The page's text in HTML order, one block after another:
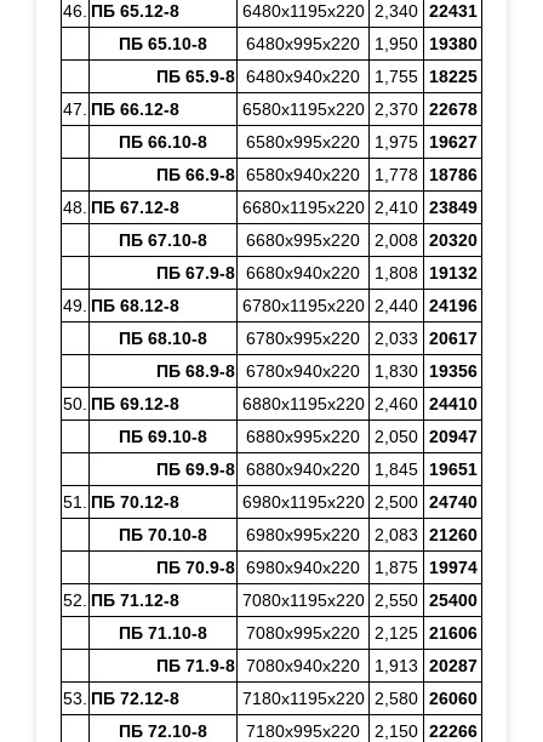
46. ПБ 65.12-8 6480х1195х220 2,340 22431
ПБ 65.10-8
6480х995х220 1,950
19380
ПБ 65.9-8 6480х940х220 1,755
18225
47. ПБ 66.12-8 6580х1195х220 2,370 22678
ПБ 66.10-8
6580х995х220 1,975
19627
ПБ 66.9-8 6580х940х220 1,778
18786
48. ПБ 67.12-8 6680х1195х220 2,410 23849
ПБ 67.10-8
6680х995х220 2,008 20320
ПБ 67.9-8 6680х940х220 1,808
19132
49. ПБ 68.12-8 6780х1195х220 2,440 24196
ПБ 68.10-8
6780х995х220 2,033
20617
ПБ 68.9-8 6780х940х220 1,830
19356
50. ПБ 69.12-8 6880х1195х220 2,460 24410
ПБ 69.10-8
6880х995х220 2,050 20947
ПБ 69.9-8 6880х940х220 1,845
19651
51.
ПБ 70.12-8 6980х1195х220 2,500 24740
ПБ 70.10-8
6980х995х220 2,083
21260
ПБ 70.9-8 6980х940х220 1,875
19974
52. ПБ 71.12-8 7080х1195х220 2,550 25400
ПБ 71.10-8
7080х995х220 2,125 21606
ПБ 71.9-8 7080х940х220 1,913
20287
53. ПБ 72.12-8 7180х1195х220 2,580 26060
ПБ 72.10-8
7180х995х220 2,150 22266